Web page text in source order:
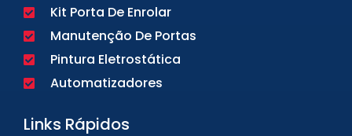
Kit Porta De Enrolar
Manutenção De Portas
Pintura Eletrostática
Automatizadores
Links Rápidos